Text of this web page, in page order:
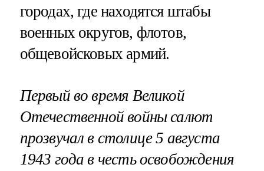
городах, где находятся штабы
военных округов, флотов,
общевойсковых армий.
Первый во время Великой
Отечественной войны салют
прозвучал в столице 5 августа
1943 года в честь освобождения